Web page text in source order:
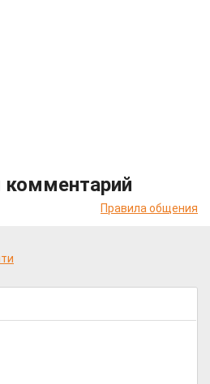
комментарий
Правила общения